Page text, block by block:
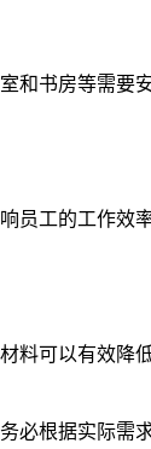
和书房等需要
员工的工作效
料可以有效降
必根据实际需